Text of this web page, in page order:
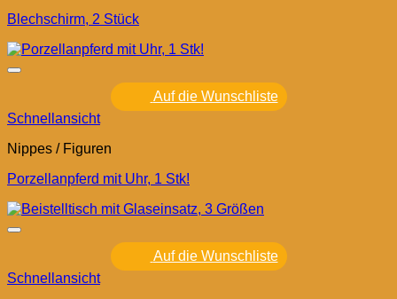
Blechschirm, 2 Stück
Auf die Wunschliste
Schnellansicht
Nippes / Figuren
Porzellanpferd mit Uhr, 1 Stk!
Auf die Wunschliste
Schnellansicht